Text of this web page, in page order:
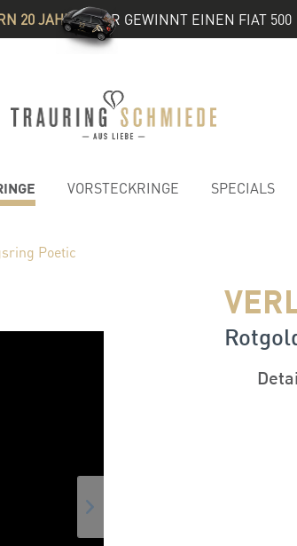
20 JAHRE& IHR GEWINNT EINEN FIAT 500
VORSTECKRINGE SPECIALS
Poetic